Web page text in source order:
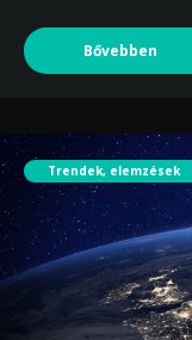
Bővebben
Trendek, elemzések